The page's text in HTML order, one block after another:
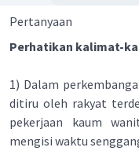
Pertanyaan
Perhatikan kalimat-
1) Dalam
ditiru oleh rakyat
pekerjaan kaum
mengisi waktu